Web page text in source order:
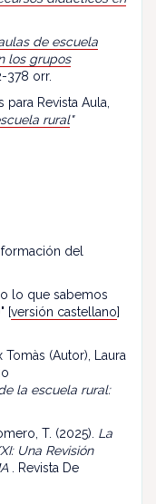
de escuela
los grupos
378 orr.
Revista Aula,
rural"
del
lo que sabemos
[versión castellano]
(Autor), Laura
la escuela rural:
T. (2025). La
Una Revisión
. Revista De